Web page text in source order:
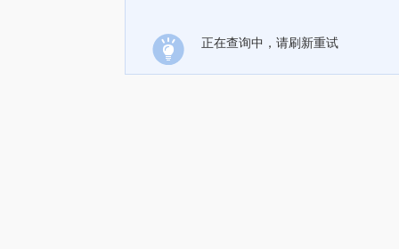
正在查询中，请刷新重试